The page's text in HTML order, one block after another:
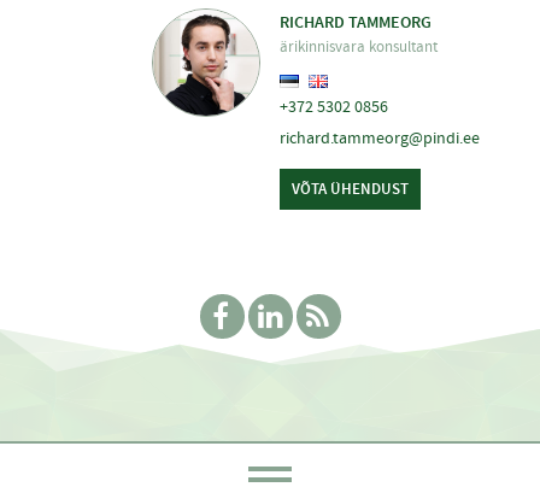
RICHARD TAMMEORG
ärikinnisvara konsultant
+372 5302 0856
richard.tammeorg@pindi.ee
VÕTA ÜHENDUST